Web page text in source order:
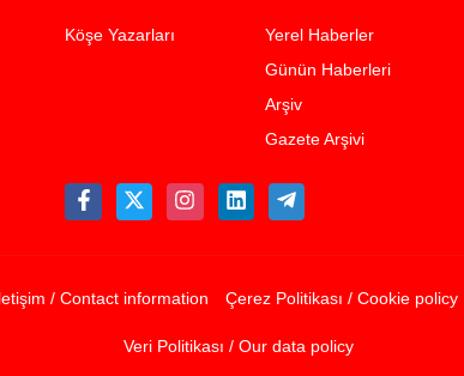
Köşe Yazarları
Yerel Haberler
Günün Haberleri
Arşiv
Gazete Arşivi
İletişim / Contact information Çerez Politikası / Cookie policy
Veri Politikası / Our data policy